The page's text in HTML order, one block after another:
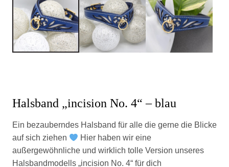
Halsband „incision No. 4“ – blau
Ein bezauberndes Halsband für alle die gerne die Blicke
auf sich ziehen
Hier haben wir eine
außergewöhnliche und wirklich tolle Version unseres
Halsbandmodells „incision No. 4“ für dich